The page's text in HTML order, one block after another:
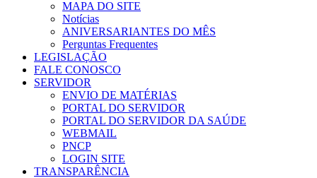
MAPA DO SITE
Notícias
ANIVERSARIANTES DO MÊS
Perguntas Frequentes
LEGISLAÇÃO
FALE CONOSCO
SERVIDOR
ENVIO DE MATÉRIAS
PORTAL DO SERVIDOR
PORTAL DO SERVIDOR DA SAÚDE
WEBMAIL
PNCP
LOGIN SITE
TRANSPARÊNCIA